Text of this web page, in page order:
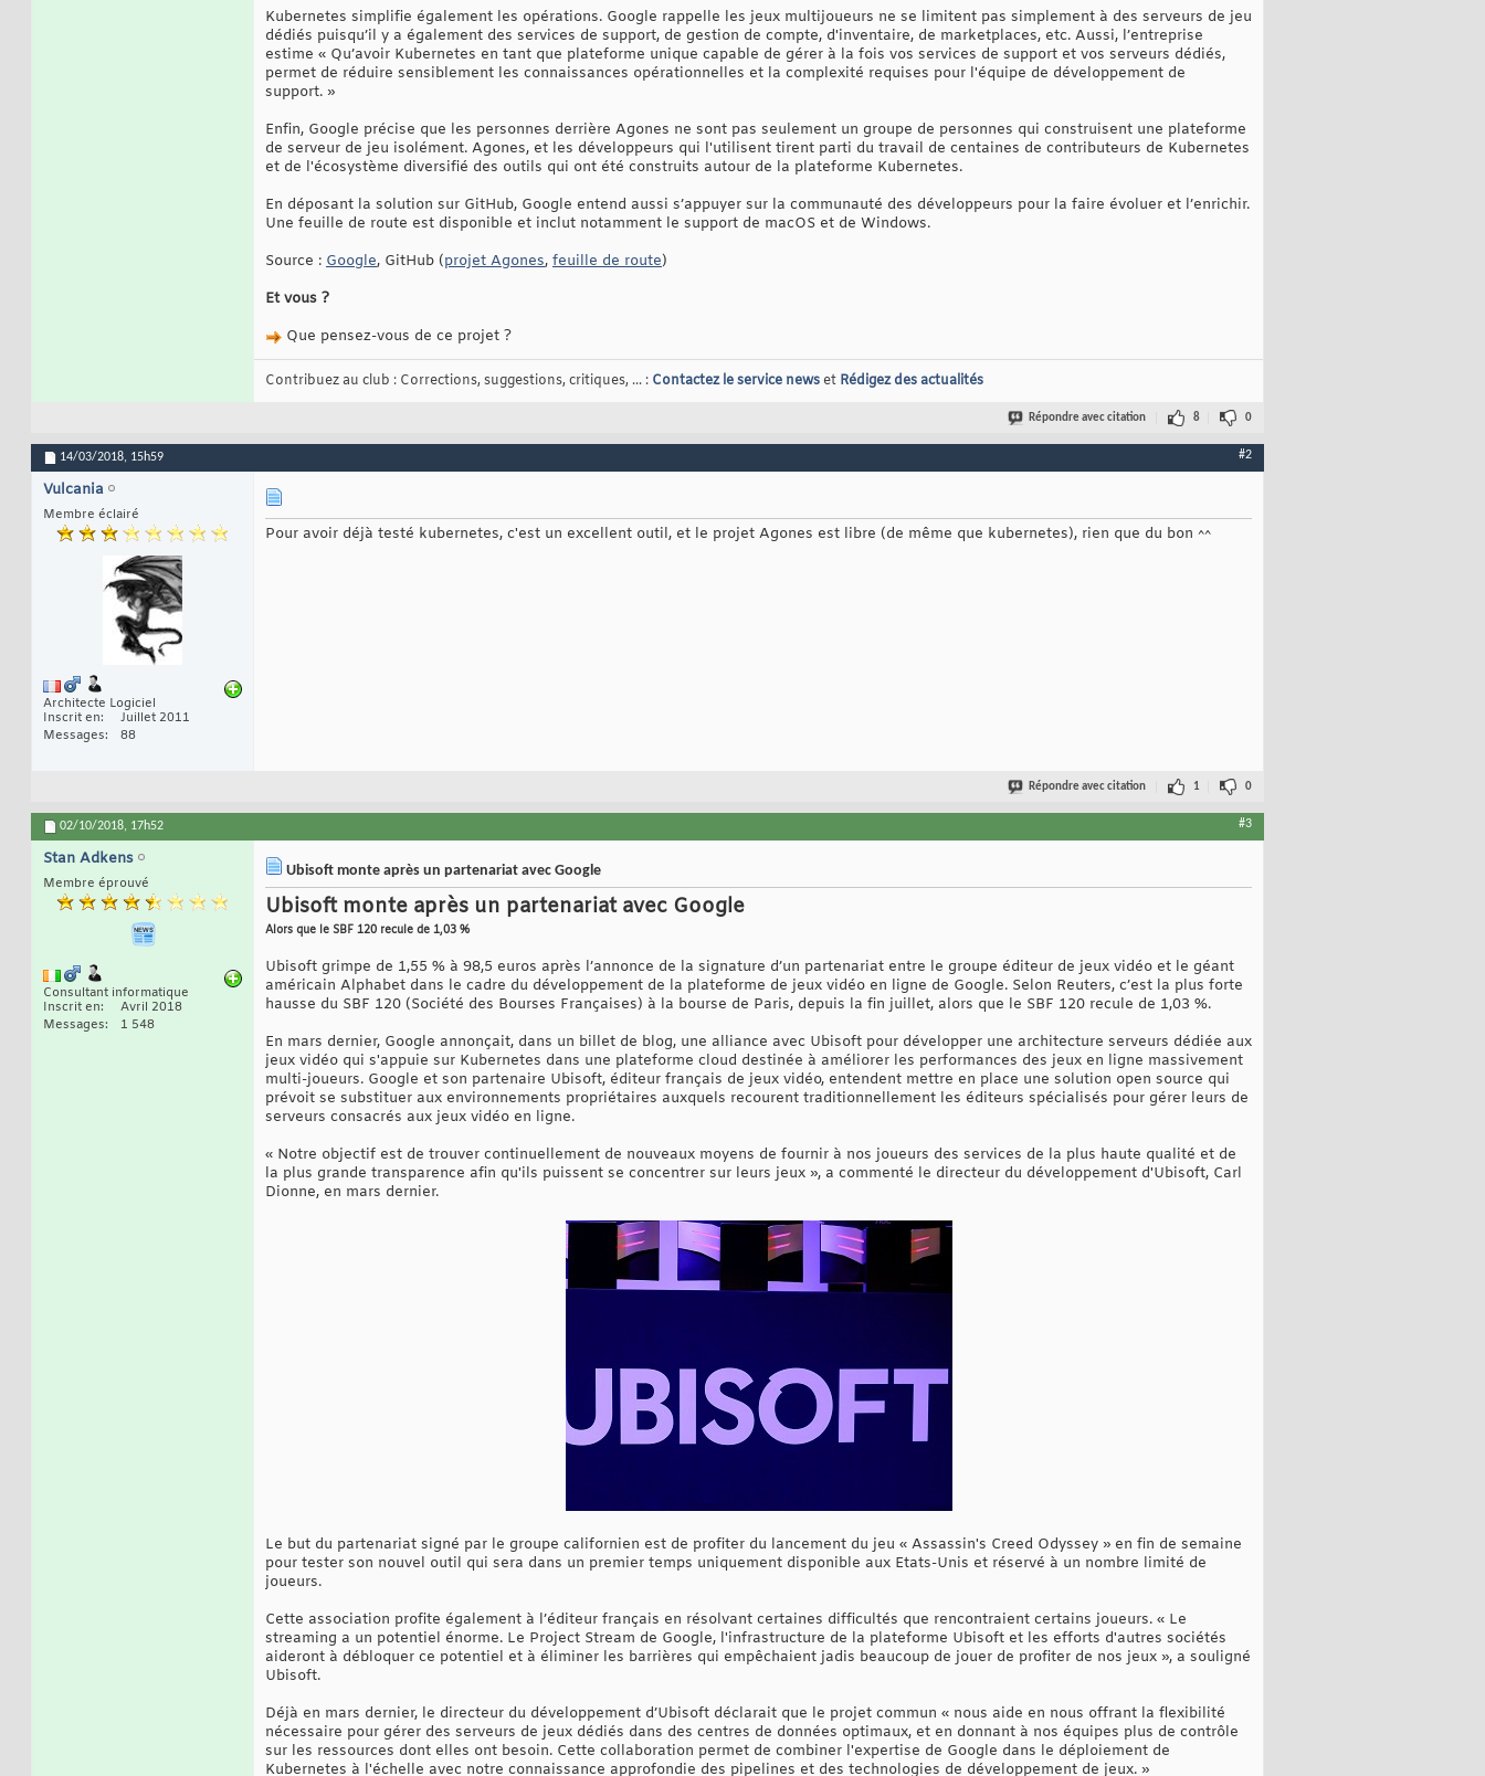
Kubernetes simplifie également les opérations. Google rappelle les jeux multijoueurs ne se limitent pas simplement à des serveurs de jeu
dédiés puisqu’il y a également des services de support, de gestion de compte, d'inventaire, de marketplaces, etc. Aussi, l’entreprise
estime « Qu’avoir Kubernetes en tant que plateforme unique capable de gérer à la fois vos services de support et vos serveurs dédiés,
permet de réduire sensiblement les connaissances opérationnelles et la complexité requises pour l'équipe de développement de
support. »
Enfin, Google précise que les personnes derrière Agones ne sont pas seulement un groupe de personnes qui construisent une plateforme
de serveur de jeu isolément. Agones, et les développeurs qui l'utilisent tirent parti du travail de centaines de contributeurs de Kubernetes
et de l'écosystème diversifié des outils qui ont été construits autour de la plateforme Kubernetes.
En déposant la solution sur GitHub, Google entend aussi s’appuyer sur la communauté des développeurs pour la faire évoluer et l’enrichir.
Une feuille de route est disponible et inclut notamment le support de macOS et de Windows.
Source : Google, GitHub (projet Agones, feuille de route)
Et vous ?
Que pensez-vous de ce projet ?
Contribuez au club : Corrections, suggestions, critiques, ... : Contactez le service newset Rédigez des actualités
Répondre avec citation 8 0
14/03/2018, 15h59 #2
Vulcania
Membre éclairé
Architecte Logiciel
Inscrit en
Juillet 2011
Messages
88
Pour avoir déjà testé kubernetes, c'est un excellent outil, et le projet Agones est libre (de même que kubernetes), rien que du bon ^^
Répondre avec citation 1 0
02/10/2018, 17h52 #3
Stan Adkens
Membre éprouvé
Consultant informatique
Inscrit en
Avril 2018
Messages
1 548
Ubisoft monte après un partenariat avec Google
Ubisoft monte après un partenariat avec Google
Alors que le SBF 120 recule de 1,03 %
Ubisoft grimpe de 1,55 % à 98,5 euros après l’annonce de la signature d’un partenariat entre le groupe éditeur de jeux vidéo et le géant
américain Alphabet dans le cadre du développement de la plateforme de jeux vidéo en ligne de Google. Selon Reuters, c’est la plus forte
hausse du SBF 120 (Société des Bourses Françaises) à la bourse de Paris, depuis la fin juillet, alors que le SBF 120 recule de 1,03 %.
En mars dernier, Google annonçait, dans un billet de blog, une alliance avec Ubisoft pour développer une architecture serveurs dédiée aux
jeux vidéo qui s'appuie sur Kubernetes dans une plateforme cloud destinée à améliorer les performances des jeux en ligne massivement
multi-joueurs. Google et son partenaire Ubisoft, éditeur français de jeux vidéo, entendent mettre en place une solution open source qui
prévoit se substituer aux environnements propriétaires auxquels recourent traditionnellement les éditeurs spécialisés pour gérer leurs de
serveurs consacrés aux jeux vidéo en ligne.
« Notre objectif est de trouver continuellement de nouveaux moyens de fournir à nos joueurs des services de la plus haute qualité et de
la plus grande transparence afin qu'ils puissent se concentrer sur leurs jeux », a commenté le directeur du développement d'Ubisoft, Carl
Dionne, en mars dernier.
Le but du partenariat signé par le groupe californien est de profiter du lancement du jeu « Assassin's Creed Odyssey » en fin de semaine
pour tester son nouvel outil qui sera dans un premier temps uniquement disponible aux Etats-Unis et réservé à un nombre limité de
joueurs.
Cette association profite également à l’éditeur français en résolvant certaines difficultés que rencontraient certains joueurs. « Le
streaming a un potentiel énorme. Le Project Stream de Google, l'infrastructure de la plateforme Ubisoft et les efforts d'autres sociétés
aideront à débloquer ce potentiel et à éliminer les barrières qui empêchaient jadis beaucoup de jouer de profiter de nos jeux », a souligné
Ubisoft.
Déjà en mars dernier, le directeur du développement d’Ubisoft déclarait que le projet commun « nous aide en nous offrant la flexibilité
nécessaire pour gérer des serveurs de jeux dédiés dans des centres de données optimaux, et en donnant à nos équipes plus de contrôle
sur les ressources dont elles ont besoin. Cette collaboration permet de combiner l'expertise de Google dans le déploiement de
Kubernetes à l'échelle avec notre connaissance approfondie des pipelines et des technologies de développement de jeux. »